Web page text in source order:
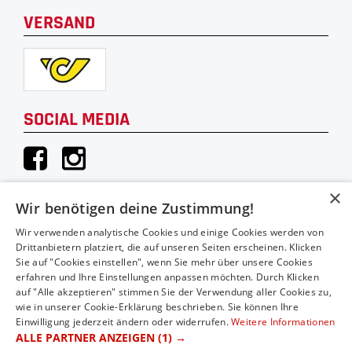
VERSAND
SOCIAL MEDIA
KONTAKT
Hauthaler Vertriebs GmbH
Moosstraße 52A
5020 Salzburg
Telefon: 0043 (0)662/83 04 04
×
Wir benötigen deine Zustimmung!
Wir verwenden analytische Cookies und einige Cookies werden von
Drittanbietern platziert, die auf unseren Seiten erscheinen. Klicken
Sie auf "Cookies einstellen", wenn Sie mehr über unsere Cookies
erfahren und Ihre Einstellungen anpassen möchten. Durch Klicken
auf "Alle akzeptieren" stimmen Sie der Verwendung aller Cookies zu,
wie in unserer Cookie-Erklärung beschrieben. Sie können Ihre
Einwilligung jederzeit ändern oder widerrufen.Weitere Informationen
ALLE PARTNER ANZEIGEN (1) →